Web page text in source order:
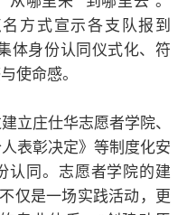
方式宣示各支队报到
身份认同仪式化、符
使命感。
立庄仕华志愿者学院、
表彰决定》等制度化安
认同。志愿者学院的建
仅是一场实践活动，更